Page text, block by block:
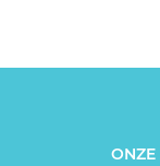
ONZE